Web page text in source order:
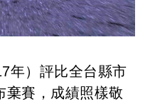
年）評比全台縣市
棄賽，成績照樣敬